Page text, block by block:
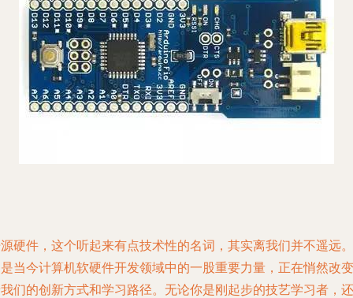
硬件，这个听起来有点技术性的名词，其实离我们并不遥远。
当今计算机软硬件开发领域中的一股重要力量，正在悄然改变
们的创新方式和学习路径。无论你是刚起步的技艺学习者，还